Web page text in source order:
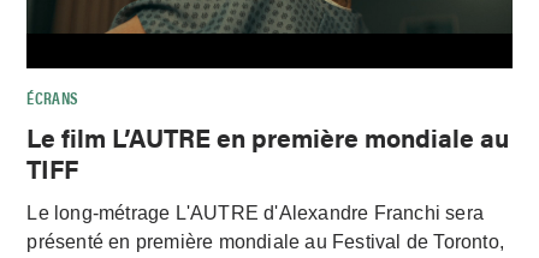
ÉCRANS
Le film L’AUTRE en première mondiale au
TIFF
Le long-métrage L'AUTRE d'Alexandre Franchi sera
présenté en première mondiale au Festival de Toronto,